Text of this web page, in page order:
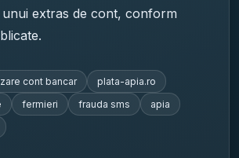
extras de cont, conform
cont bancar
plata-apia.ro
fermieri frauda sms
apia